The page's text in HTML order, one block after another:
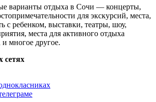
варианты отдыха в Сочи — концерты,
для экскурсий, места,
с ребенком, выставки, театры, шоу,
места для активного отдыха
многое другое.
сетях